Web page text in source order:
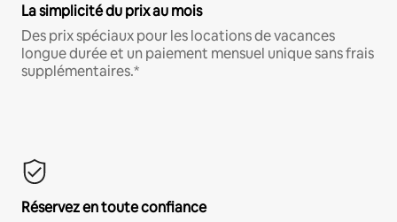
La simplicité du prix au mois
Des prix spéciaux pour les locations de vacances
longue durée et un paiement mensuel unique sans frais
supplémentaires.*
Réservez en toute confiance